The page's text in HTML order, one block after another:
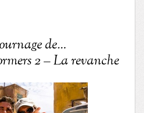
de…
2 – La revanche